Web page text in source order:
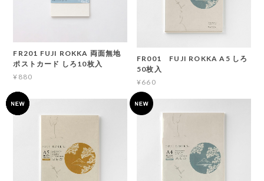
FR201 FUJI ROKKA 両面無地
ポストカード しろ10枚入
¥880
FR001 FUJI ROKKA A5 しろ
50枚入
¥660